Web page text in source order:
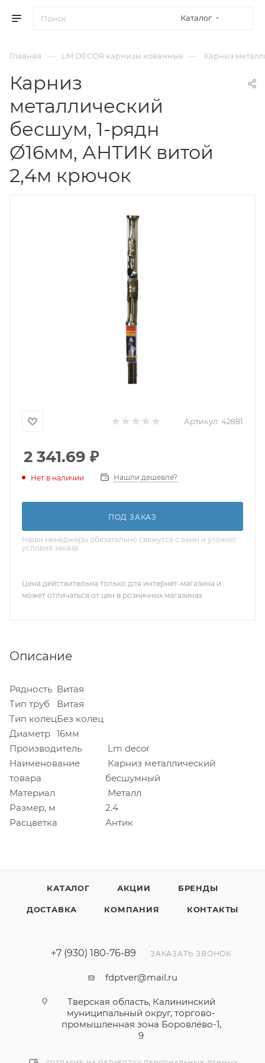
Каталог
Главная — LM DECOR карнизы кованные — Карниз
Карниз
металлический
бесшум, 1-рядн
Ø16мм, АНТИК витой
2,4м крючок
Артикул: 42881
2 341.69 ₽
Нет в наличии Нашли дешевле?
ПОД ЗАКАЗ
Наши менеджеры обязательно свяжутся с вами и уточнят
условия заказа
Цена действительна только для интернет-магазина и
может отличаться от цен в розничных магазинах
Описание
Рядность Витая
Тип труб
Витая
Тип колецБез колец
Диаметр 16мм
Производитель
Lm decor
Наименование
товара
Карниз металлический
бесшумный
Материал
Металл
Размер, м
2.4
Расцветка
Антик
КАТАЛОГ АКЦИИ БРЕНДЫ
ДОСТАВКА КОМПАНИЯ КОНТАКТЫ
+7 (930) 180-76-89 ЗАКАЗАТЬ ЗВОНОК
fdptver@mail.ru
Тверская область, Калининский
муниципальный округ, торгово-
промышленная зона Боровлёво-1,
9